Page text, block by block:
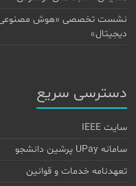
نشست تخصصی «هوش مصنوعی
دیجیتال»
دسترسی سریع
سایت IEEE
سامانه UPay پرشین دانشجو
تعهدنامه خدمات و قوانین